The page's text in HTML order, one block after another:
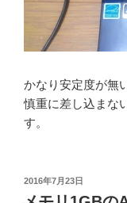
かなり安定度が無
慎重に差し込まな
す。
投
2016年7月23日